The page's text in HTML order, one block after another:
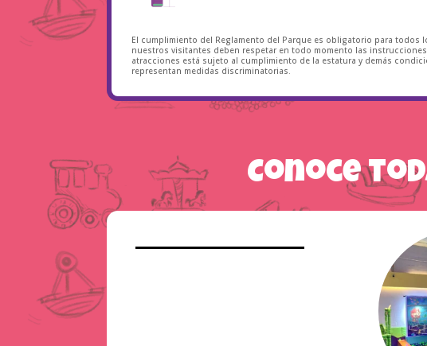
El cumplimiento del Reglamento del Parque es obligatorio para todos
nuestros visitantes deben respetar en todo momento las
atracciones está sujeto al cumplimiento de la estatura y demás
representan medidas discriminatorias.
Conoce